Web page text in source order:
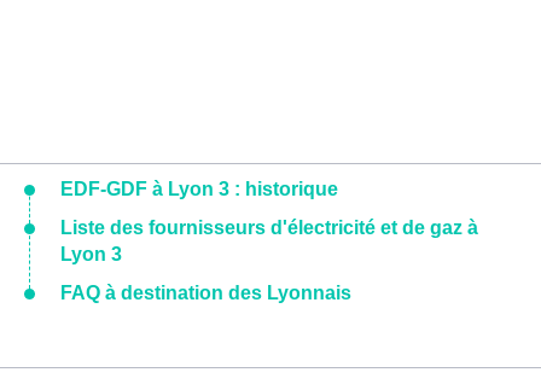
EDF-GDF à Lyon 3 : historique
Liste des fournisseurs d'électricité et de gaz à
Lyon 3
FAQ à destination des Lyonnais